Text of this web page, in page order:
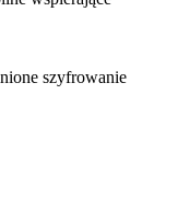
szyfrowanie